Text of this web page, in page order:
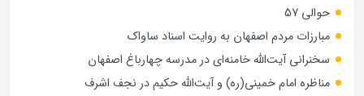
حوالی 57
مبارزات مردم اصفهان به روایت اسناد ساواک
سخنرانی آیت‌الله خامنه‌ای در مدرسه چهارباغ اصفهان
مناظره امام خمینی(ره) و آیت‌الله حکیم در نجف اشرف